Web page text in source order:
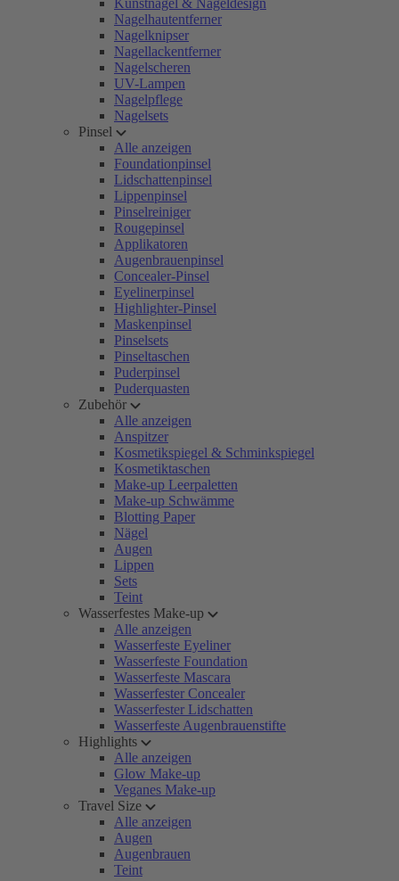
Kunstnägel & Nageldesign
Nagelhautentferner
Nagelknipser
Nagellackentferner
Nagelscheren
UV-Lampen
Nagelpflege
Nagelsets
Pinsel
Alle anzeigen
Foundationpinsel
Lidschattenpinsel
Lippenpinsel
Pinselreiniger
Rougepinsel
Applikatoren
Augenbrauenpinsel
Concealer-Pinsel
Eyelinerpinsel
Highlighter-Pinsel
Maskenpinsel
Pinselsets
Pinseltaschen
Puderpinsel
Puderquasten
Zubehör
Alle anzeigen
Anspitzer
Kosmetikspiegel & Schminkspiegel
Kosmetiktaschen
Make-up Leerpaletten
Make-up Schwämme
Blotting Paper
Nägel
Augen
Lippen
Sets
Teint
Wasserfestes Make-up
Alle anzeigen
Wasserfeste Eyeliner
Wasserfeste Foundation
Wasserfeste Mascara
Wasserfester Concealer
Wasserfester Lidschatten
Wasserfeste Augenbrauenstifte
Highlights
Alle anzeigen
Glow Make-up
Veganes Make-up
Travel Size
Alle anzeigen
Augen
Augenbrauen
Teint